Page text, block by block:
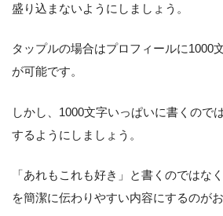
盛り込まないようにしましょう。
タップルの場合はプロフィールに1000
が可能です。
しかし、1000文字いっぱいに書くので
するようにしましょう。
「あれもこれも好き」と書くのではな
を簡潔に伝わりやすい内容にするのがお